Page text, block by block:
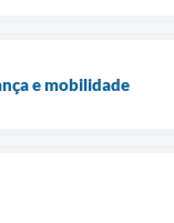
e mobilidade